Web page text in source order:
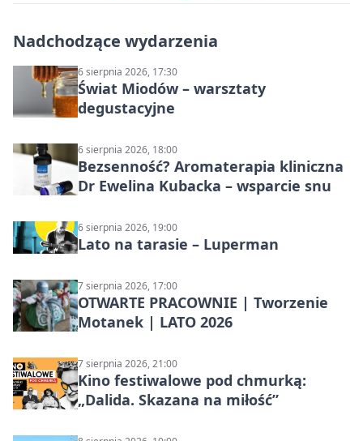
Nadchodzące wydarzenia
6 sierpnia 2026, 17:30
Świat Miodów – warsztaty
degustacyjne
6 sierpnia 2026, 18:00
Bezsenność? Aromaterapia kliniczna
Dr Ewelina Kubacka – wsparcie snu
6 sierpnia 2026, 19:00
Lato na tarasie – Luperman
7 sierpnia 2026, 17:00
OTWARTE PRACOWNIE | Tworzenie
Motanek | LATO 2026
7 sierpnia 2026, 21:00
Kino festiwalowe pod chmurką:
„Dalida. Skazana na miłość”